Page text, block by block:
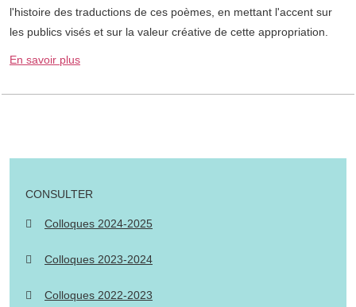
l'histoire des traductions de ces poèmes, en mettant l'accent sur
les publics visés et sur la valeur créative de cette appropriation.
En savoir plus
CONSULTER
Colloques 2024-2025
Colloques 2023-2024
Colloques 2022-2023